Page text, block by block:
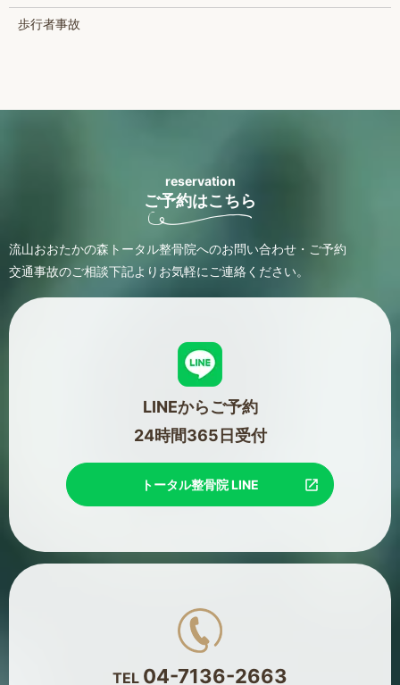
歩行者事故
reservation
ご予約はこちら
流山おおたかの森トータル整骨院へのお問い合わせ・ご予約
交通事故のご相談下記よりお気軽にご連絡ください。
LINEからご予約
24時間365日受付
トータル整骨院 LINE
TEL 04-7136-2663